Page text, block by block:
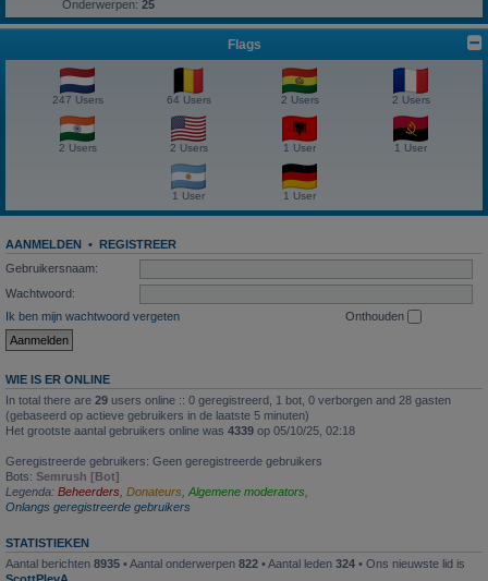
Onderwerpen: 25
Flags
247 Users 64 Users 2 Users 2 Users
2 Users 2 Users 1 User 1 User
1 User 1 User
AANMELDEN • REGISTREER
Gebruikersnaam:
Wachtwoord:
Ik ben mijn wachtwoord vergeten
Onthouden
WIE IS ER ONLINE
In total there are 29 users online :: 0 geregistreerd, 1 bot, 0 verborgen and 28 gasten
(gebaseerd op actieve gebruikers in de laatste 5 minuten)
Het grootste aantal gebruikers online was 4339 op 05/10/25, 02:18
Geregistreerde gebruikers: Geen geregistreerde gebruikers
Bots: Semrush [Bot]
Legenda: Beheerders, Donateurs,Algemene moderators,
Onlangs geregistreerde gebruikers
STATISTIEKEN
Aantal berichten 8935 • Aantal onderwerpen 822 • Aantal leden 324 • Ons nieuwste lid is